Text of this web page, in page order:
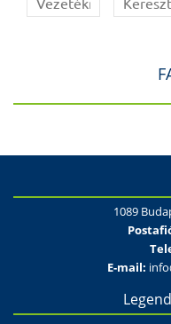
1089
E-mail: